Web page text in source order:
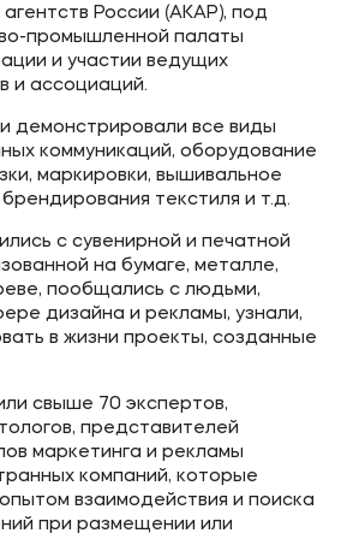
России (АКАР), под
промышленной палаты
и участии ведущих
и ассоциаций.
демонстрировали все виды
коммуникаций, оборудование
маркировки, вышивальное
текстиля и т.д.
с сувенирной и печатной
на бумаге, металле,
пообщались с людьми,
дизайна и рекламы, узнали,
в жизни проекты, созданные
свыше 70 экспертов,
представителей
маркетинга и рекламы
компаний, которые
взаимодействия и поиска
при размещении или